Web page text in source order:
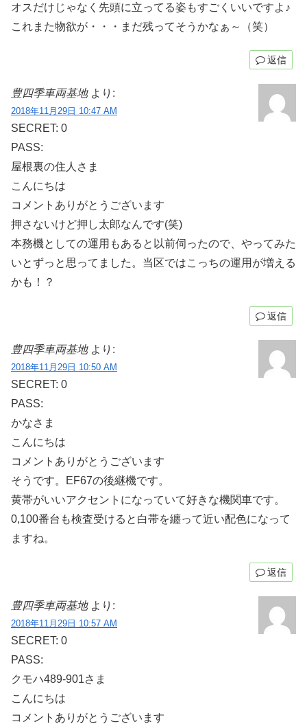
オスだけじゃなく先頭に立ってる姿もすごくいいですよ♪
これまた物欲が・・・まだ残ってそうかなぁ～（笑）
返信
豊四季車両基地 より:
2018年11月29日 10:47 AM
SECRET: 0
PASS:
屋根裏の住人さま
こんにちは
コメントありがとうございます
押さないけど押し太郎なんです(笑)
本務機としての運用もあると以前伺ったので、やってみた
いとずっと思ってました。当区ではこっちの運用が増える
かも！？
返信
豊四季車両基地 より:
2018年11月29日 10:50 AM
SECRET: 0
PASS:
かなさま
こんにちは
コメントありがとうございます
そうです。EF67の後継機です。
黄帯がいいアクセントになっていて好きな機関車です。
0,100番台も検査受けると白帯を纏って近い配色になって
ますね。
返信
豊四季車両基地 より:
2018年11月29日 10:57 AM
SECRET: 0
PASS:
クモハ489-901さま
こんにちは
コメントありがとうございます